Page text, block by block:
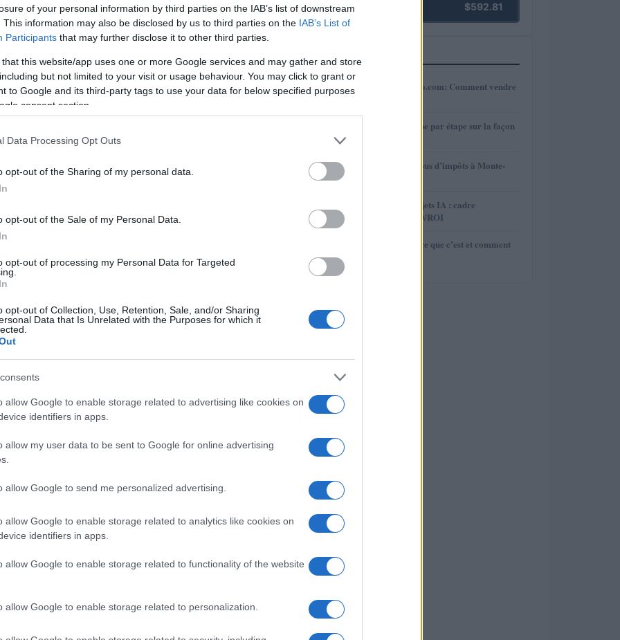
of your personal information by third parties on the IAB’s list of downstream
This information may also be disclosed by us to third parties on the IAB’s List of
Participants that may further disclose it to other third parties.
that this website/app uses one or more Google services and may gather and store
but not limited to your visit or usage behaviour. You may click to grant or
to Google and its third-party tags to use your data for below specified purposes
consent section.
Data Processing Opt Outs
opt-out of the Sharing of my personal data.
opt-out of the Sale of my Personal Data.
opt-out of processing my Personal Data for Targeted
opt-out of Collection, Use, Retention, Sale, and/or Sharing
Data that Is Unrelated with the Purposes for which it
allow Google to enable storage related to advertising like cookies on
identifiers in apps.
allow my user data to be sent to Google for online advertising
allow Google to send me personalized advertising.
allow Google to enable storage related to analytics like cookies on
identifiers in apps.
allow Google to enable storage related to functionality of the website
allow Google to enable storage related to personalization.
intégrée dans les processus décisionnels, la gestion
répétitives. Les entreprises qui ne s’adaptent pas
rapport à leurs concurrents.
et la société
Les secteurs comme la santé, la finance et le
majeures. L’IA améliore non seulement
la manière dont les entreprises interagissent
et réactives.
doivent investir dans la formation de leurs
et développer une culture d’innovation.
pertinence sur le marché demain. La création de
également accélérer cette transition.
$592.81
1 Crypto sur Crypto.com: Comment vendre
étape par étape
eToro: Guide étape par étape sur la façon
3
Combien payez-vous d’impôts à Monte-
4
Optimiser les projets IA : cadre
d’évaluation TCO/ROI
EURUSD: qu’est-ce que c’est et comment